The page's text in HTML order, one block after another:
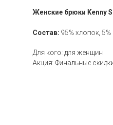
Женские брюки Kenny
Состав: 95% хлопок, 5%
Для кого: для женщин
Акция: Финальные